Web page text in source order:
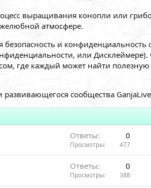
выращивания конопли или
атмосфере.
и конфиденциальность
или
где каждый может найти
сообщества
Ответы 0
Просмотры 477
Ответы 0
Просмотры 388